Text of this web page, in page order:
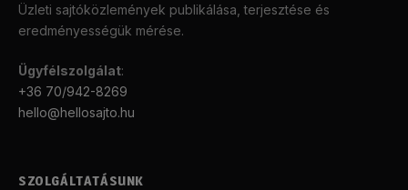
Üzleti sajtóközlemények publikálása, terjesztése és
eredményességük mérése.
Ügyfélszolgálat:
+36 70/942-8269
hello@hellosajto.hu
SZOLGÁLTATÁSUNK